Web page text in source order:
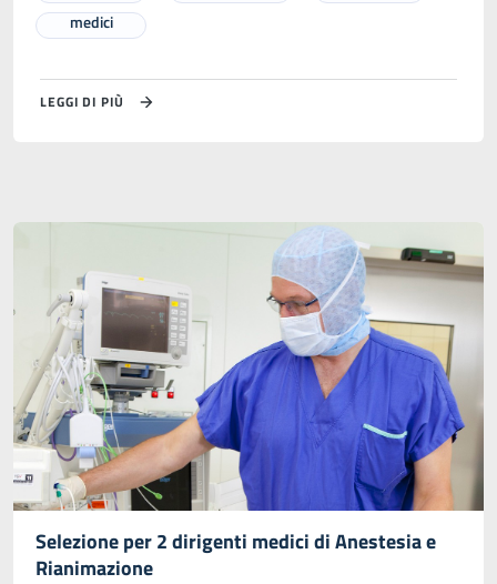
medici
LEGGI DI PIÙ
Selezione per 2 dirigenti medici di Anestesia e
Rianimazione